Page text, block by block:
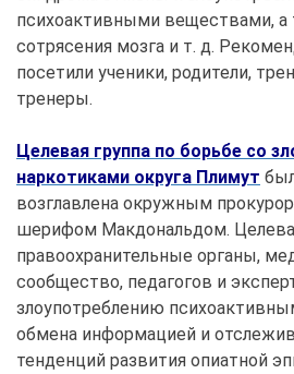
психоактивными веществами,
сотрясения мозга и т. д.
посетили ученики, родители,
тренеры.
Целевая группа по борьбе со
наркотиками округа Плимут
возглавлена окружным
шерифом Макдональдом.
правоохранительные органы,
сообщество, педагогов и
злоупотреблению
обмена информацией и
тенденций развития опиатной